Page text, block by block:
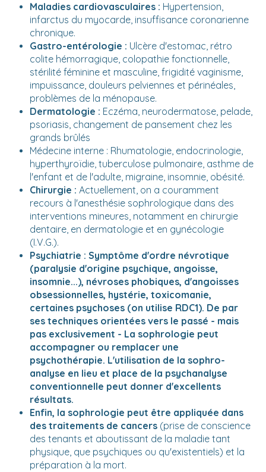
Maladies cardiovasculaires : Hypertension,
infarctus du myocarde, insuffisance coronarienne
chronique.
Gastro-entérologie : Ulcère d'estomac, rétro
colite hémorragique, colopathie fonctionnelle,
stérilité féminine et masculine, frigidité vaginisme,
impuissance, douleurs pelviennes et périnéales,
problèmes de la ménopause.
Dermatologie : Eczéma, neurodermatose, pelade,
psoriasis, changement de pansement chez les
grands brûlés
Médecine interne : Rhumatologie, endocrinologie,
hyperthyroïdie, tuberculose pulmonaire, asthme de
l'enfant et de l'adulte, migraine, insomnie, obésité.
Chirurgie : Actuellement, on a couramment
recours à l'anesthésie sophrologique dans des
interventions mineures, notamment en chirurgie
dentaire, en dermatologie et en gynécologie
(I.V.G.).
Psychiatrie : Symptôme d'ordre névrotique
(paralysie d'origine psychique, angoisse,
insomnie...), névroses phobiques, d'angoisses
obsessionnelles, hystérie, toxicomanie,
certaines psychoses (on utilise RDC1). De par
ses techniques orientées vers le passé - mais
pas exclusivement - La sophrologie peut
accompagner ou remplacer une
psychothérapie. L'utilisation de la sophro-
analyse en lieu et place de la psychanalyse
conventionnelle peut donner d'excellents
résultats.
Enfin, la sophrologie peut être appliquée dans
des traitements de cancers (prise de conscience
des tenants et aboutissant de la maladie tant
physique, que psychiques ou qu'existentiels) et la
préparation à la mort.